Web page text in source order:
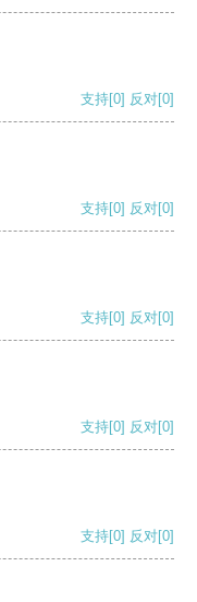
支持[0] 反对[0]
支持[0] 反对[0]
支持[0] 反对[0]
支持[0] 反对[0]
支持[0] 反对[0]